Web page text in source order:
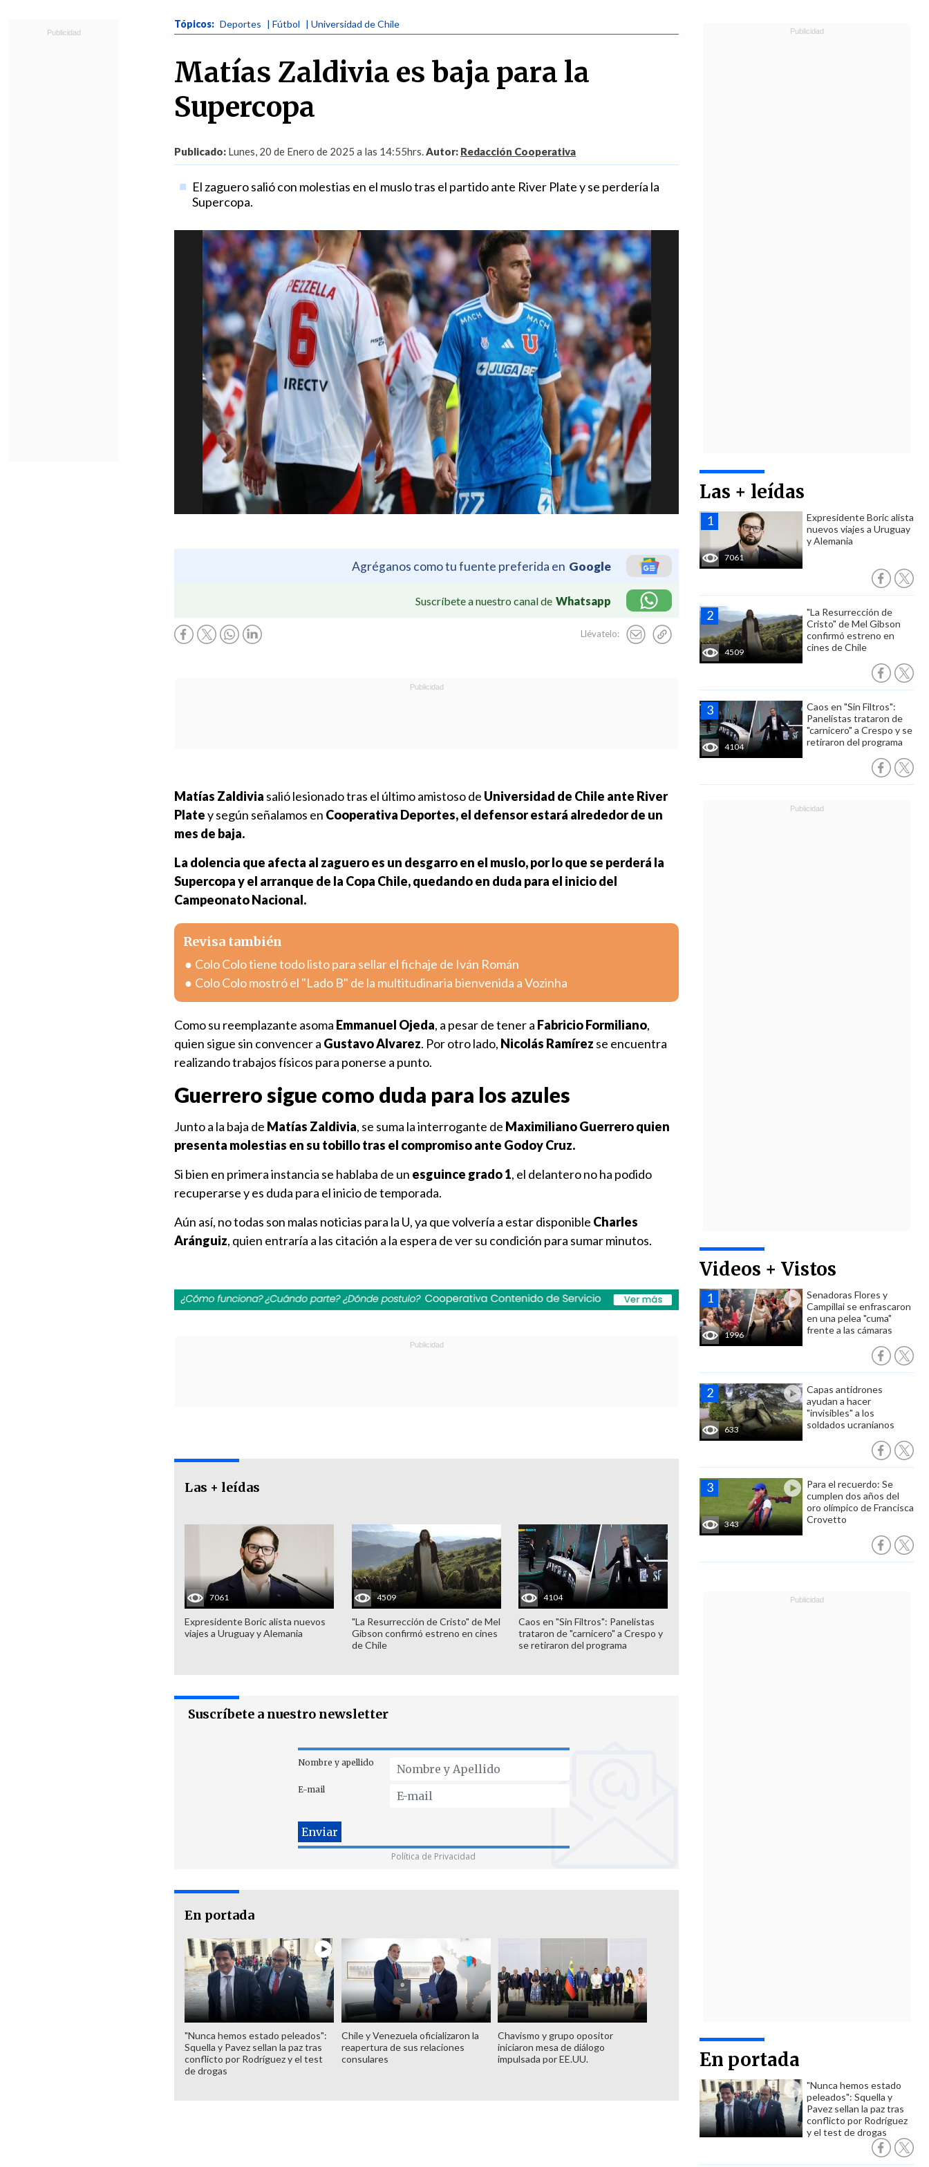
Tópicos: Deportes | Fútbol | Universidad de Chile
Matías Zaldivia es baja para la
Supercopa
Publicado: Lunes, 20 de Enero de 2025 a las 14:55hrs.Autor: Redacción Cooperativa
El zaguero salió con molestias en el muslo tras el partido ante River Plate y se perdería la
Supercopa.
Agréganos como tu fuente preferida en Google
Suscríbete a nuestro canal de Whatsapp
Llévatelo:
Las + leídas
7061
Expresidente Boric alista
nuevos viajes a Uruguay
y Alemania
4509
"La Resurrección de
Cristo" de Mel Gibson
confirmó estreno en
cines de Chile
4104
Caos en "Sin Filtros":
Panelistas trataron de
"carnicero" a Crespo y se
retiraron del programa
Videos + Vistos
1996
Senadoras Flores y
Campillai se enfrascaron
en una pelea "cuma"
frente a las cámaras
633
Capas antidrones
ayudan a hacer
"invisibles" a los
soldados ucranianos
343
Para el recuerdo: Se
cumplen dos años del
oro olímpico de Francisca
Crovetto
En portada
"Nunca hemos estado
peleados": Squella y
Pavez sellan la paz tras
conflicto por Rodríguez
y el test de drogas
Matías Zaldivia salió lesionado tras el último amistoso de Universidad de Chile ante River
Platey según señalamos en Cooperativa Deportes, el defensor estará alrededor de un
mes de baja.
La dolencia que afecta al zaguero es un desgarro en el muslo, por lo que se perderá la
Supercopa y el arranque de la Copa Chile, quedando en duda para el inicio del
Campeonato Nacional.
Revisa también
Colo Colo tiene todo listo para sellar el fichaje de Iván Román
Colo Colo mostró el "Lado B" de la multitudinaria bienvenida a Vozinha
Como su reemplazante asoma Emmanuel Ojeda, a pesar de tener a Fabricio Formiliano,
quien sigue sin convencer a Gustavo Alvarez. Por otro lado, Nicolás Ramírez se encuentra
realizando trabajos físicos para ponerse a punto.
Guerrero sigue como duda para los azules
Junto a la baja de Matías Zaldivia, se suma la interrogante de Maximiliano Guerrero quien
presenta molestias en su tobillo tras el compromiso ante Godoy Cruz.
Si bien en primera instancia se hablaba de un esguince grado 1, el delantero no ha podido
recuperarse y es duda para el inicio de temporada.
Aún así, no todas son malas noticias para la U, ya que volvería a estar disponible Charles
Aránguiz, quien entraría a las citación a la espera de ver su condición para sumar minutos.
Las + leídas
7061
Expresidente Boric alista nuevos
viajes a Uruguay y Alemania
4509
"La Resurrección de Cristo" de Mel
Gibson confirmó estreno en cines
de Chile
4104
Caos en "Sin Filtros": Panelistas
trataron de "carnicero" a Crespo y
se retiraron del programa
Suscríbete a nuestro newsletter
Nombre y apellido
E-mail
Política de Privacidad
En portada
"Nunca hemos estado peleados":
Squella y Pavez sellan la paz tras
conflicto por Rodríguez y el test
de drogas
Chile y Venezuela oficializaron la
reapertura de sus relaciones
consulares
Chavismo y grupo opositor
iniciaron mesa de diálogo
impulsada por EE.UU.